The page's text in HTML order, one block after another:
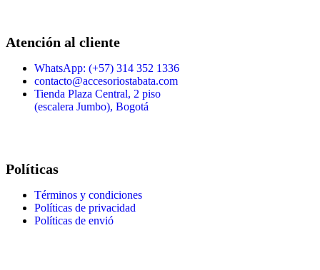
Atención al cliente
WhatsApp: (+57) 314 352 1336
contacto@accesoriostabata.com
Tienda Plaza Central, 2 piso
(escalera Jumbo), Bogotá
Políticas
Términos y condiciones
Políticas de privacidad
Políticas de envió